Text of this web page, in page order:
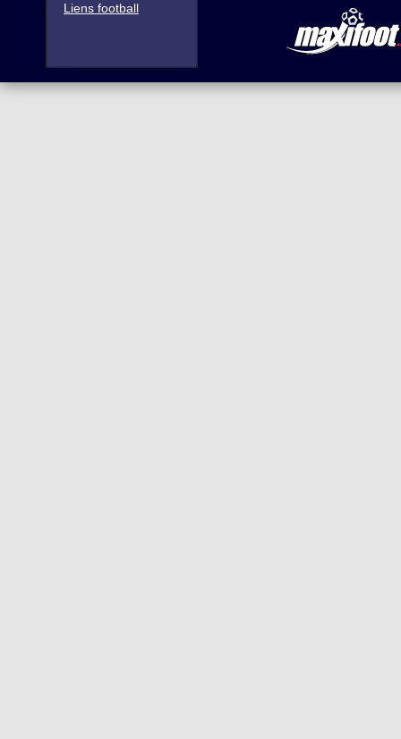
Liens football